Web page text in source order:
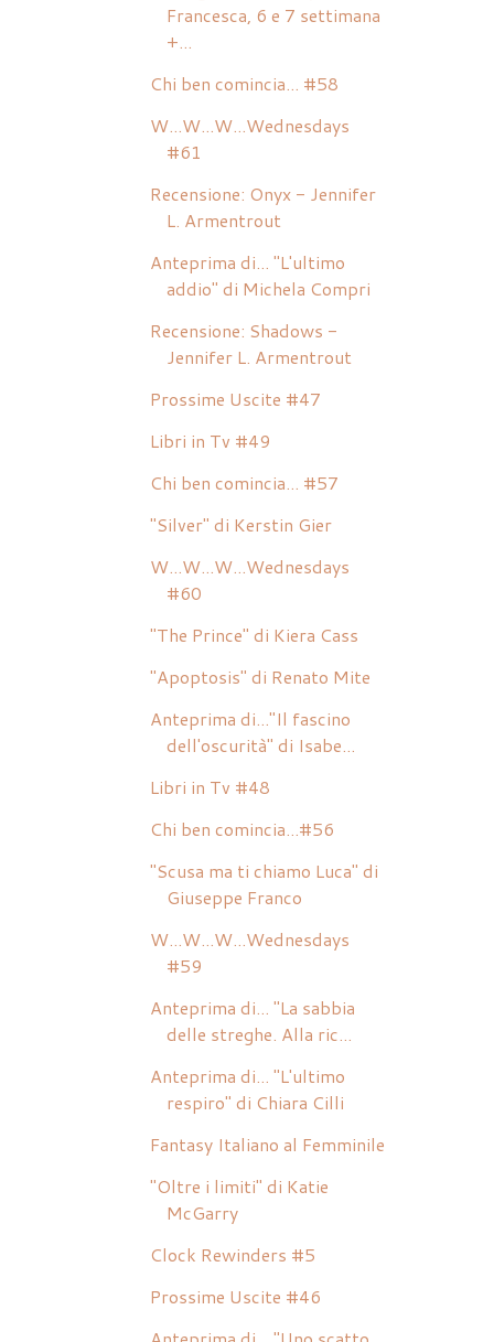
Francesca, 6 e 7 settimana
+...
Chi ben comincia... #58
W...W...W...Wednesdays
#61
Recensione: Onyx - Jennifer
L. Armentrout
Anteprima di... "L'ultimo
addio" di Michela Compri
Recensione: Shadows -
Jennifer L. Armentrout
Prossime Uscite #47
Libri in Tv #49
Chi ben comincia... #57
"Silver" di Kerstin Gier
W...W...W...Wednesdays
#60
"The Prince" di Kiera Cass
"Apoptosis" di Renato Mite
Anteprima di..."Il fascino
dell'oscurità" di Isabe...
Libri in Tv #48
Chi ben comincia...#56
"Scusa ma ti chiamo Luca" di
Giuseppe Franco
W...W...W...Wednesdays
#59
Anteprima di... "La sabbia
delle streghe. Alla ric...
Anteprima di... "L'ultimo
respiro" di Chiara Cilli
Fantasy Italiano al Femminile
"Oltre i limiti" di Katie
McGarry
Clock Rewinders #5
Prossime Uscite #46